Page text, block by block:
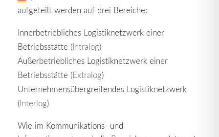
aufgeteilt werden auf drei Bereiche:
Innerbetriebliches Logistiknetzwerk einer
Betriebsstätte (Intralog)
Außerbetriebliches Logistiknetzwerk einer
Betriebsstätte (Extralog)
Unternehmensübergreifendes Logistiknetzwerk
(Interlog)
Wie im Kommunikations- und